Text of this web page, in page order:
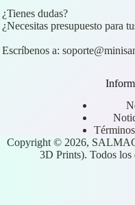
¿Tienes dudas?
¿Necesitas presupuesto para
Escríbenos a:
Copyright © 2026,
3D Prints). Todos los